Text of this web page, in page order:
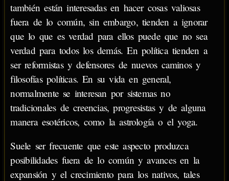
también están interesadas en hacer cosas valiosas
fuera de lo común, sin embargo, tienden a ignorar
que lo que es verdad para ellos puede que no sea
verdad para todos los demás. En política tienden a
ser reformistas y defensores de nuevos caminos y
filosofías políticas. En su vida en general,
normalmente se interesan por sistemas no
tradicionales de creencias, progresistas y de alguna
manera esotéricos, como la astrología o el yoga.
Suele ser frecuente que este aspecto produzca
posibilidades fuera de lo común y avances en la
expansión y el crecimiento para los nativos, tales